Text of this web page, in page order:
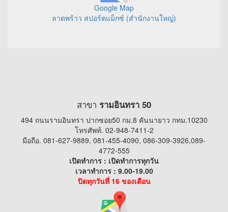
Google Map
ลาดพร้าว สปอร์ตแม็กซ์ (สำนักงานใหญ่)
สาขา รามอินทรา 50
494 ถนนรามอินทรา ปากซอย50 กม.8 คันนายาว กทม.10230
โทรศัพท์. 02-948-7411-2
มือถือ. 081-627-9889, 081-455-4090, 086-309-3926,089-
4772-555
เปิดทำการ : เปิดทำการทุกวัน
เวลาทำการ : 9.00-19.00
ปิดทุกวันที่ 16 ของเดือน